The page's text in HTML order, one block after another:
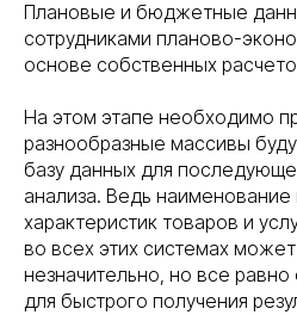
Плановые и бюджетные
сотрудниками планово-
основе собственных
На этом этапе необходимо
разнообразные массивы
базу данных для
анализа. Ведь наименование
характеристик товаров и
во всех этих системах может
незначительно, но все
для быстрого получения